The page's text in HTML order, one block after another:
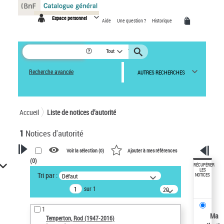
Espace personnel Aide Une question ? Historique
Tout
Recherche avancée AUTRES RECHERCHES
Accueil Liste de notices d’autorité
1 Notices d'autorité
VOTRE RECHERCHE
Recherche avancée dans les
notices d’autorité
Œuvres liées à l'auteur :
Temperton, Rod (1947-2016)
Voir la sélection (0) Ajouter à mes références
(0)
Tri par : Défaut
sur 1
20
résultats/page
1
Temperton, Rod (1947-2016)
RÉCUPÉRER
LES
NOTICES
Ma
Panneau de gestion des cookies